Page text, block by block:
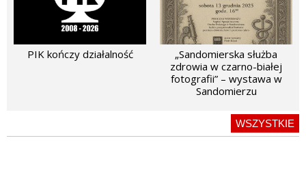
PIK kończy działalność
„Sandomierska służba
zdrowia w czarno-białej
fotografii” – wystawa w
Sandomierzu
WSZYSTKIE